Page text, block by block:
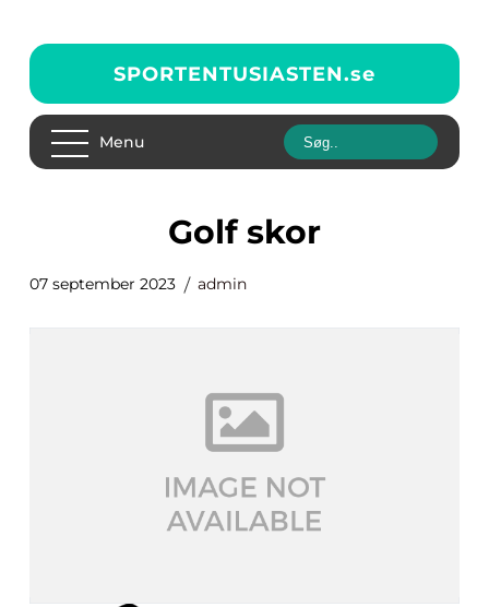
SPORTENTUSIASTEN.se
Menu
golf skor
07 september 2023 admin